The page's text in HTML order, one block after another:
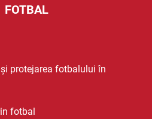
FOTBAL
protejarea fotbalului în
fotbal